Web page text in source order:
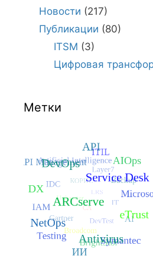
Новости (217)
Публикации (80)
ITSM (3)
Цифровая
Метки